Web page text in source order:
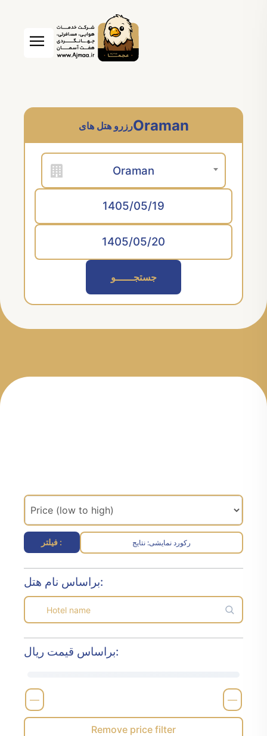
Oramanرزرو هتل های
Oraman
جستجــــــو
فیلتر : نتایج :رکورد نمایشی
براساس نام هتل:
براساس قیمت ریال:
—
—
Remove price filter